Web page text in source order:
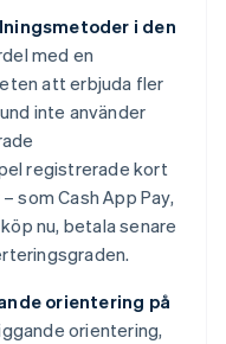
i den
med en
att erbjuda fler
inte använder
registrerade kort
som Cash App Pay,
nu, betala senare
orientering på
orientering,